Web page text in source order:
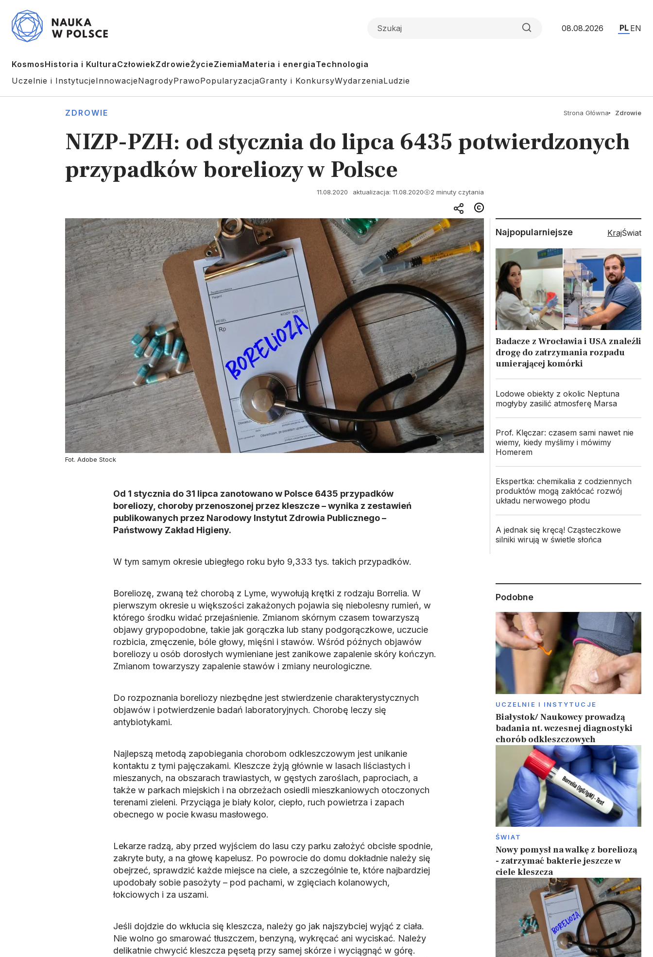
08.08.2026 PL EN
KosmosHistoria i KulturaCzłowiekZdrowieŻycieZiemiaMateria i energiaTechnologia
Uczelnie i InstytucjeInnowacjeNagrodyPrawoPopularyzacjaGranty i KonkursyWydarzeniaLudzie
ZDROWIE Strona Główna Zdrowie
NIZP-PZH: od stycznia do lipca 6435 potwierdzonych
przypadków boreliozy w Polsce
11.08.2020 aktualizacja: 11.08.2020 2 minuty czytania
Fot. Adobe Stock
Od 1 stycznia do 31 lipca zanotowano w Polsce 6435 przypadków
boreliozy, choroby przenoszonej przez kleszcze – wynika z zestawień
publikowanych przez Narodowy Instytut Zdrowia Publicznego –
Państwowy Zakład Higieny.
W tym samym okresie ubiegłego roku było 9,333 tys. takich przypadków.
Boreliozę, zwaną też chorobą z Lyme, wywołują krętki z rodzaju Borrelia. W
pierwszym okresie u większości zakażonych pojawia się niebolesny rumień, w
którego środku widać przejaśnienie. Zmianom skórnym czasem towarzyszą
objawy grypopodobne, takie jak gorączka lub stany podgorączkowe, uczucie
rozbicia, zmęczenie, bóle głowy, mięśni i stawów. Wśród późnych objawów
boreliozy u osób dorosłych wymieniane jest zanikowe zapalenie skóry kończyn.
Zmianom towarzyszy zapalenie stawów i zmiany neurologiczne.
Do rozpoznania boreliozy niezbędne jest stwierdzenie charakterystycznych
objawów i potwierdzenie badań laboratoryjnych. Chorobę leczy się
antybiotykami.
Najlepszą metodą zapobiegania chorobom odkleszczowym jest unikanie
kontaktu z tymi pajęczakami. Kleszcze żyją głównie w lasach liściastych i
mieszanych, na obszarach trawiastych, w gęstych zaroślach, paprociach, a
także w parkach miejskich i na obrzeżach osiedli mieszkaniowych otoczonych
terenami zieleni. Przyciąga je biały kolor, ciepło, ruch powietrza i zapach
obecnego w pocie kwasu masłowego.
Lekarze radzą, aby przed wyjściem do lasu czy parku założyć obcisłe spodnie,
zakryte buty, a na głowę kapelusz. Po powrocie do domu dokładnie należy się
obejrzeć, sprawdzić każde miejsce na ciele, a szczególnie te, które najbardziej
upodobały sobie pasożyty – pod pachami, w zgięciach kolanowych,
łokciowych i za uszami.
Jeśli dojdzie do wkłucia się kleszcza, należy go jak najszybciej wyjąć z ciała.
Nie wolno go smarować tłuszczem, benzyną, wykręcać ani wyciskać. Należy
delikatnie chwycić kleszcza pęsetą przy samej skórze i wyciągnąć w górę.
Najpopularniejsze KrajŚwiat
Badacze z Wrocławia i USA znaleźli
drogę do zatrzymania rozpadu
umierającej komórki
Lodowe obiekty z okolic Neptuna
mogłyby zasilić atmosferę Marsa
Prof. Klęczar: czasem sami nawet nie
wiemy, kiedy myślimy i mówimy
Homerem
Ekspertka: chemikalia z codziennych
produktów mogą zakłócać rozwój
układu nerwowego płodu
A jednak się kręcą! Cząsteczkowe
silniki wirują w świetle słońca
Podobne
UCZELNIE I INSTYTUCJE
Białystok/ Naukowcy prowadzą
badania nt. wczesnej diagnostyki
chorób odkleszczowych
ŚWIAT
Nowy pomysł na walkę z boreliozą
- zatrzymać bakterie jeszcze w
ciele kleszcza